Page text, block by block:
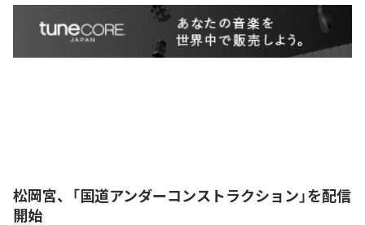
松岡宮、「国道アンダーコンストラクション」を配信
開始